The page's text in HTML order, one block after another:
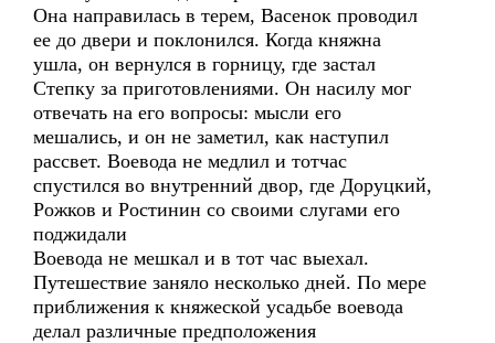
Она направилась в терем, Васенок проводил
ее до двери и поклонился. Когда княжна
ушла, он вернулся в горницу, где застал
Степку за приготовлениями. Он насилу мог
отвечать на его вопросы: мысли его
мешались, и он не заметил, как наступил
рассвет. Воевода не медлил и тотчас
спустился во внутренний двор, где Доруцкий,
Рожков и Ростинин со своими слугами его
поджидали
Воевода не мешкал и в тот час выехал.
Путешествие заняло несколько дней. По мере
приближения к княжеской усадьбе воевода
делал различные предположения